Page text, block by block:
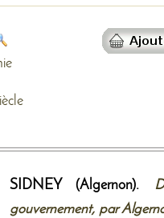
SIDNEY (Algernon).
gouvernement, par